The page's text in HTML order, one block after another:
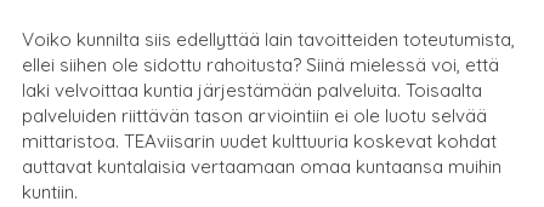
Voiko kunnilta siis edellyttää lain tavoitteiden toteutumista,
ellei siihen ole sidottu rahoitusta? Siinä mielessä voi, että
laki velvoittaa kuntia järjestämään palveluita. Toisaalta
palveluiden riittävän tason arviointiin ei ole luotu selvää
mittaristoa. TEAviisarin uudet kulttuuria koskevat kohdat
auttavat kuntalaisia vertaamaan omaa kuntaansa muihin
kuntiin.